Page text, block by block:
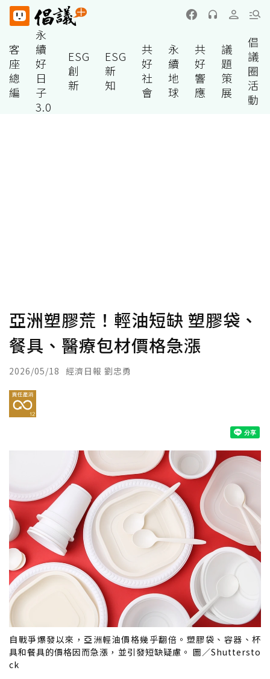
客
座
總
編
永
續
好
日
子
3.0
ESG
創
新
ESG
新
知
共
好
社
會
永
續
地
球
共
好
響
應
議
題
策
展
倡
議
圈
活
動
亞洲塑膠荒！輕油短缺 塑膠袋、
餐具、醫療包材價格急漲
2026/05/18 經濟日報 劉忠勇
自戰爭爆發以來，亞洲輕油價格幾乎翻倍。塑膠袋、容器、杯
具和餐具的價格因而急漲，並引發短缺疑慮。 圖／Shuttersto
ck